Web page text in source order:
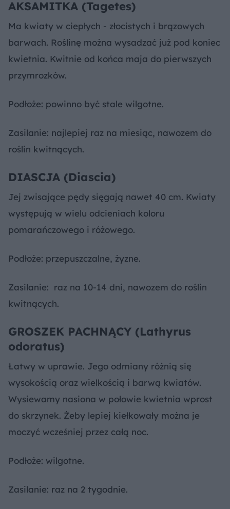
AKSAMITKA (Tagetes)
Ma kwiaty w ciepłych - złocistych i brązowych
barwach. Roślinę można wysadzać już pod koniec
kwietnia. Kwitnie od końca maja do pierwszych
przymrozków.
Podłoże: powinno być stale wilgotne.
Zasilanie: najlepiej raz na miesiąc, nawozem do
roślin kwitnących.
DIASCJA (Diascia)
Jej zwisające pędy sięgają nawet 40 cm. Kwiaty
występują w wielu odcieniach koloru
pomarańczowego i różowego.
Podłoże: przepuszczalne, żyzne.
Zasilanie: raz na 10-14 dni, nawozem do roślin
kwitnących.
GROSZEK PACHNĄCY (Lathyrus
odoratus)
Łatwy w uprawie. Jego odmiany różnią się
wysokością oraz wielkością i barwą kwiatów.
Wysiewamy nasiona w połowie kwietnia wprost
do skrzynek. Żeby lepiej kiełkowały można je
moczyć wcześniej przez całą noc.
Podłoże: wilgotne.
Zasilanie: raz na 2 tygodnie.